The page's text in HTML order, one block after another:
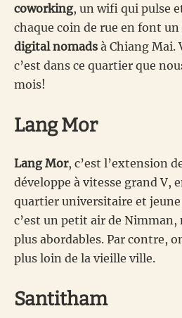
coworking, un wifi qui pulse
chaque coin de rue en font un
digital nomads à Chiang Mai.
c’est dans ce quartier que
mois!
Lang Mor
Lang Mor, c’est l’extension
développe à vitesse grand V,
quartier universitaire et jeune
c’est un petit air de Nimman,
plus abordables. Par contre,
plus loin de la vieille ville.
Santitham